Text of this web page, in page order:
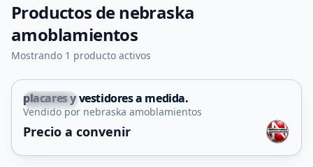
Productos denebraska
amoblamientos
Mostrando 1 producto activos
Capital
placares y vestidores a medida.
Vendido por nebraska amoblamientos
Precio a convenir